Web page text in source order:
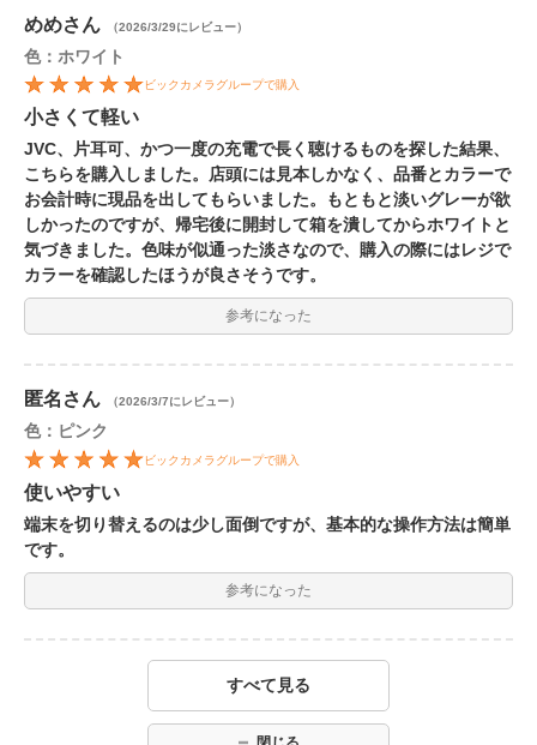
めめさん （2026/3/29にレビュー）
色：ホワイト
ビックカメラグループで購入
小さくて軽い
JVC、片耳可、かつ一度の充電で長く聴けるものを探した結果、
こちらを購入しました。店頭には見本しかなく、品番とカラーで
お会計時に現品を出してもらいました。もともと淡いグレーが欲
しかったのですが、帰宅後に開封して箱を潰してからホワイトと
気づきました。色味が似通った淡さなので、購入の際にはレジで
カラーを確認したほうが良さそうです。
参考になった
匿名 さん （2026/3/7にレビュー）
色：ピンク
ビックカメラグループで購入
使いやすい
端末を切り替えるのは少し面倒ですが、基本的な操作方法は簡単
です。
参考になった
すべて見る